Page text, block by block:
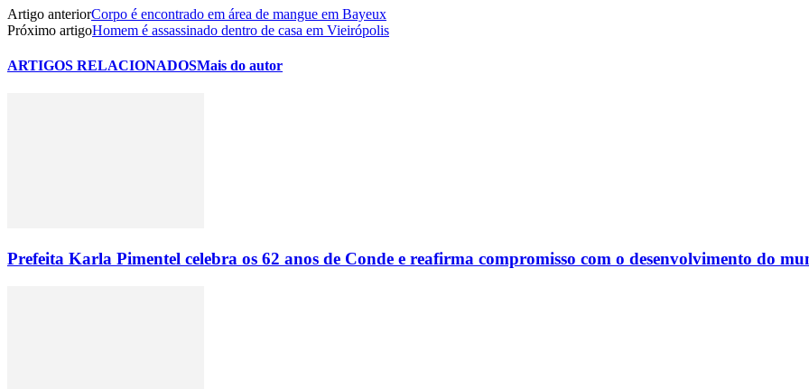
Artigo anteriorCorpo é encontrado em área de mangue em Bayeux
Próximo artigoHomem é assassinado dentro de casa em Vieirópolis
ARTIGOS RELACIONADOSMais do autor
Prefeita Karla Pimentel celebra os 62 anos de Conde e reafirma compromisso com o desenvolvimento do